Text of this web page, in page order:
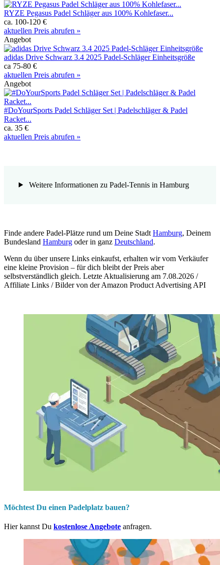
RYZE Pegasus Padel Schläger aus 100% Kohlefaser...
ca. 100-120 €
aktuellen Preis abrufen »
Angebot
adidas Drive Schwarz 3.4 2025 Padel-Schläger Einheitsgröße
ca 75-80 €
aktuellen Preis abrufen »
Angebot
#DoYourSports Padel Schläger Set | Padelschläger & Padel
Racket...
ca. 35 €
aktuellen Preis abrufen »
Weitere Informationen zu Padel-Tennis in Hamburg
Finde andere Padel-Plätze rund um Deine Stadt Hamburg, Deinem
Bundesland Hamburg oder in ganz Deutschland.
Wenn du über unsere Links einkaufst, erhalten wir vom Verkäufer
eine kleine Provision – für dich bleibt der Preis aber
selbstverständlich gleich. Letzte Aktualisierung am 7.08.2026 /
Affiliate Links / Bilder von der Amazon Product Advertising API
Möchtest Du einen Padelplatz bauen?
Hier kannst Du kostenlose Angebote anfragen.